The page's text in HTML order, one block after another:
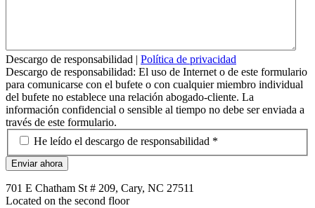
Descargo de responsabilidad | Política de privacidad
Descargo de responsabilidad: El uso de Internet o de este formulario
para comunicarse con el bufete o con cualquier miembro individual
del bufete no establece una relación abogado-cliente. La
información confidencial o sensible al tiempo no debe ser enviada a
través de este formulario.
*
He leído el descargo de responsabilidad *
701 E Chatham St # 209, Cary, NC 27511
Located on the second floor